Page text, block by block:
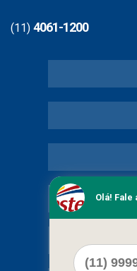
(11) 4061-1200
Olá! Fale